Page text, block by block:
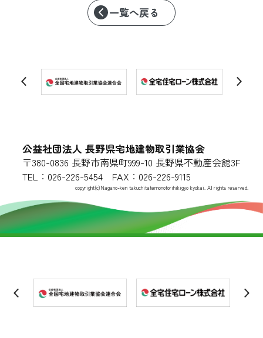
一覧へ戻る
公益社団法人 長野県宅地建物取引業協会
〒380-0836 長野市南県町999-10 長野県不動産会館3F
TEL：026-226-5454 FAX：026-226-9115
copyright(c)Nagano-ken takuchitatemonotorihikigyo kyokai. All rights reserved.